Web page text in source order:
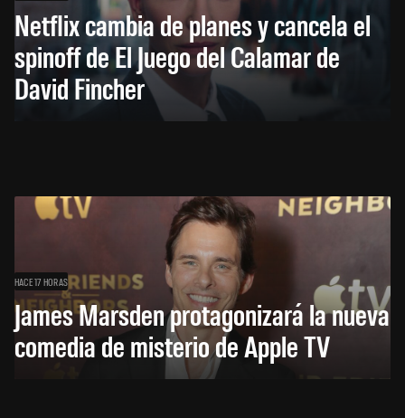
Netflix cambia de planes y cancela el
spinoff de El Juego del Calamar de
David Fincher
HACE 17 HORAS
James Marsden protagonizará la nueva
comedia de misterio de Apple TV